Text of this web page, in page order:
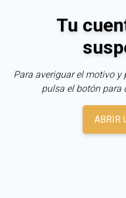
Tu
Para averiguar el motivo y
pulsa el botón para
ABRIR